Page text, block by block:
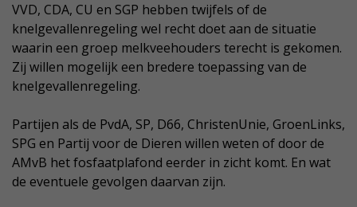
VVD, CDA, CU en SGP hebben twijfels of de
knelgevallenregeling wel recht doet aan de situatie
waarin een groep melkveehouders terecht is gekomen.
Zij willen mogelijk een bredere toepassing van de
knelgevallenregeling.
Partijen als de PvdA, SP, D66, ChristenUnie, GroenLinks,
SPG en Partij voor de Dieren willen weten of door de
AMvB het fosfaatplafond eerder in zicht komt. En wat
de eventuele gevolgen daarvan zijn.